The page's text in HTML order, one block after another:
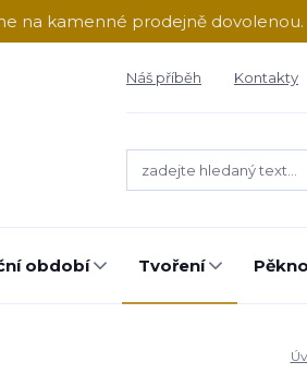
na kamenné prodejně
Náš příběh Kontakty
období Tvoření